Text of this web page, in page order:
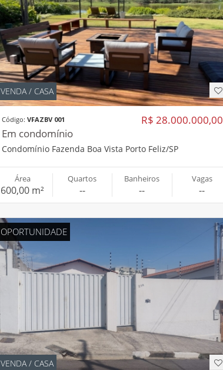
VENDA / CASA
R$ 28.000.000,00
Código: VFAZBV 001
Em condomínio
Condomínio Fazenda Boa Vista Porto Feliz/SP
Área
600,00 m²
Quartos
--
Banheiros
--
Vagas
--
OPORTUNIDADE
VENDA / CASA